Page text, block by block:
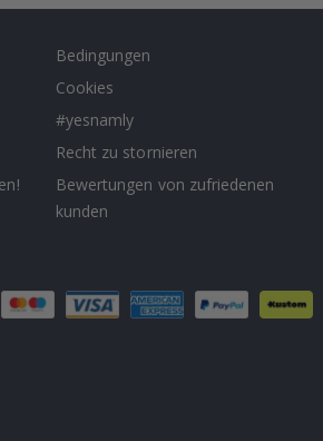
Bedingungen
Cookies
#yesnamly
Recht zu stornieren
Bewertungen von zufriedenen
kunden